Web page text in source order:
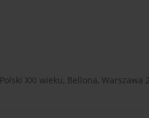
XXI wieku, Bellona, Warszawa